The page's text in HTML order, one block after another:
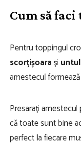
Cum să
Pentru toppingul
scorțișoarași
amestecul
Presarați
că toate sunt bine
perfect la fiecare